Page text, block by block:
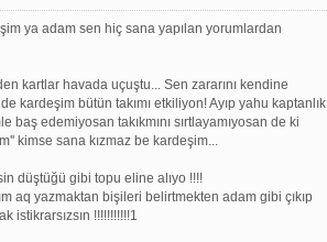
ya adam sen hiç sana yapılan yorumlardan
kartlar havada uçuştu... Sen zararını kendine
kardeşim bütün takımı etkiliyon! Ayıp yahu kaptanlık
baş edemiyosan takıkmını sırtlayamıyosan de ki
kimse sana kızmaz be kardeşim...
düştüğü gibi topu eline alıyo !!!!
aq yazmaktan bişileri belirtmekten adam gibi çıkıp
istikrarsızsın !!!!!!!!!!!1